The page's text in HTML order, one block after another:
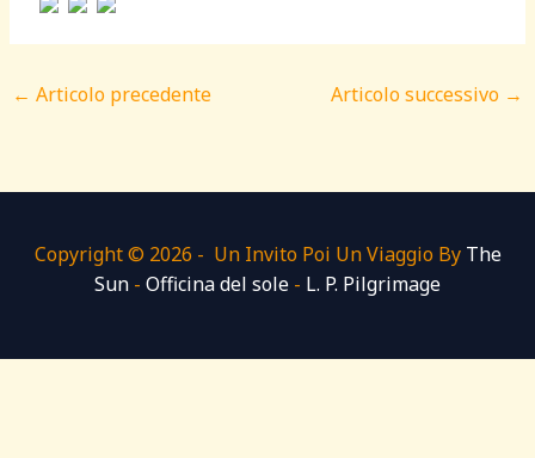
← Articolo precedente Articolo successivo →
Copyright © 2026 - Un Invito Poi Un Viaggio By The
Sun - Officina del sole - L. P. Pilgrimage